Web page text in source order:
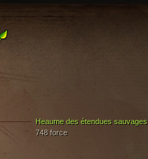
Heaume des étendues sauvages
748 force